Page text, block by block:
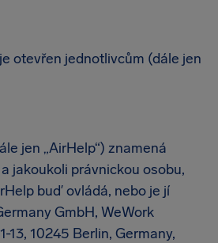
otevřen jednotlivcům (dále jen
jen „AirHelp“) znamená
jakoukoli právnickou osobu,
buď ovládá, nebo je jí
GmbH, WeWork
13, 10245 Berlin, Germany,